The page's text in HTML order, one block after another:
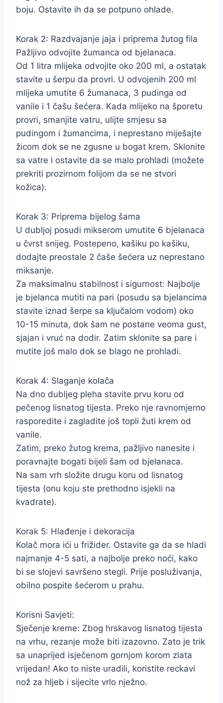
boju. Ostavite ih da se potpuno ohlade.
Korak 2: Razdvajanje jaja i priprema žutog fila
Pažljivo odvojite žumanca od bjelanaca.
Od 1 litra mlijeka odvojite oko 200 ml, a ostatak
stavite u šerpu da provri. U odvojenih 200 ml
mlijeka umutite 6 žumanaca, 3 pudinga od
vanile i 1 čašu šećera. Kada mlijeko na šporetu
provri, smanjite vatru, ulijte smjesu sa
pudingom i žumancima, i neprestano miješajte
žicom dok se ne zgusne u bogat krem. Sklonite
sa vatre i ostavite da se malo prohladi (možete
prekriti prozirnom folijom da se ne stvori
kožica).
Korak 3: Priprema bijelog šama
U dubljoj posudi mikserom umutite 6 bjelanaca
u čvrst snijeg. Postepeno, kašiku po kašiku,
dodajte preostale 2 čaše šećera uz neprestano
miksanje.
Za maksimalnu stabilnost i sigurnost: Najbolje
je bjelanca mutiti na pari (posudu sa bjelancima
stavite iznad šerpe sa ključalom vodom) oko
10-15 minuta, dok šam ne postane veoma gust,
sjajan i vruć na dodir. Zatim sklonite sa pare i
mutite još malo dok se blago ne prohladi.
Korak 4: Slaganje kolača
Na dno dubljeg pleha stavite prvu koru od
pečenog lisnatog tijesta. Preko nje ravnomjerno
rasporedite i zagladite još topli žuti krem od
vanile.
Zatim, preko žutog krema, pažljivo nanesite i
poravnajte bogati bijeli šam od bjelanaca.
Na sam vrh složite drugu koru od lisnatog
tijesta (onu koju ste prethodno isjekli na
kvadrate).
Korak 5: Hlađenje i dekoracija
Kolač mora ići u frižider. Ostavite ga da se hladi
najmanje 4-5 sati, a najbolje preko noći, kako
bi se slojevi savršeno stegli. Prije posluživanja,
obilno pospite šećerom u prahu.
Korisni Savjeti:
Sječenje kreme: Zbog hrskavog lisnatog tijesta
na vrhu, rezanje može biti izazovno. Zato je trik
sa unaprijed isječenom gornjom korom zlata
vrijedan! Ako to niste uradili, koristite reckavi
nož za hljeb i sijecite vrlo nježno.